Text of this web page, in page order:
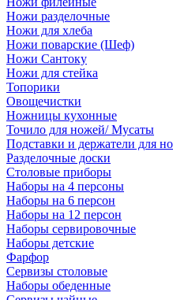
Ножи разделочные
Ножи для хлеба
Ножи поварские (Шеф)
Ножи Сантоку
Ножи для стейка
Топорики
Овощечистки
Ножницы кухонные
Точило для ножей/ Мусаты
Подставки и держатели для
Разделочные доски
Столовые приборы
Наборы на 4 персоны
Наборы на 6 персон
Наборы на 12 персон
Наборы сервировочные
Наборы детские
Фарфор
Сервизы столовые
Наборы обеденные